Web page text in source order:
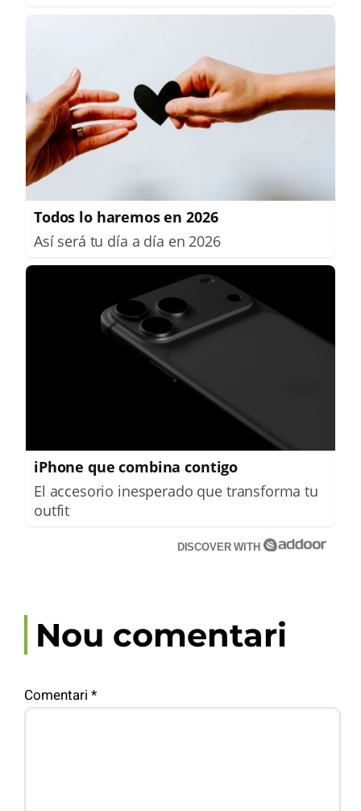
Todos lo haremos en 2026
Así será tu día a día en 2026
iPhone que combina contigo
El accesorio inesperado que transforma tu
outfit
DISCOVER WITH
Nou comentari
Comentari *